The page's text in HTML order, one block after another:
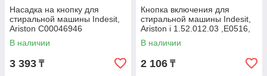
Насадка на кнопку для
стиральной машины Indesit,
Ariston C00046946
В наличии
3 393 ₸
Кнопка включения для
стиральной машины Indesit,
Ariston i 1.52.012.03 ,E0516,
C00000516
В наличии
2 106 ₸